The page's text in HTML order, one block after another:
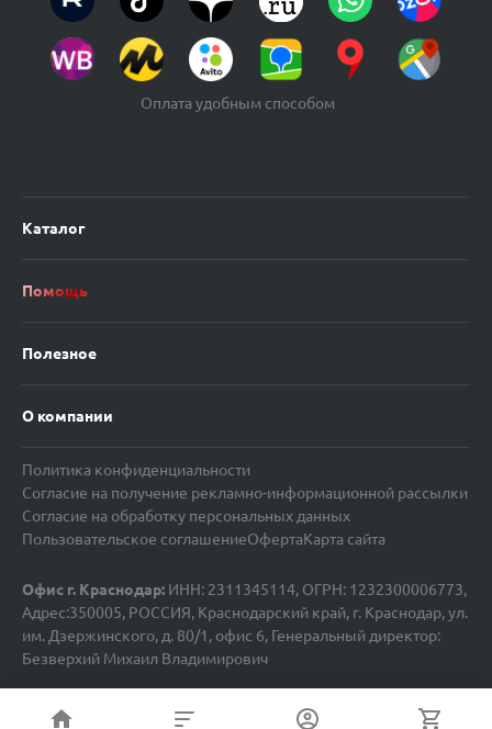
Каталог
Помощь
Полезное
О компании
Политика конфиденциальности
Согласие на получение рекламно-информационной рассылки
Согласие на обработку персональных данных
Пользовательское соглашениеОфертаКарта сайта
Оплата удобным способом
Офис г. Краснодар: ИНН: 2311345114, ОГРН: 1232300006773,
Адрес:350005, РОССИЯ, Краснодарский край, г. Краснодар, ул.
им. Дзержинского, д. 80/1, офис 6, Генеральный директор:
Безверхий Михаил Владимирович